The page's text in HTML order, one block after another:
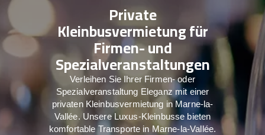
Private
Kleinbusvermietung für
Firmen- und
Spezialveranstaltungen
Verleihen Sie Ihrer Firmen- oder
Spezialveranstaltung Eleganz mit einer
privaten Kleinbusvermietung in Marne-la-
Vallée. Unsere Luxus-Kleinbusse bieten
komfortable Transporte in Marne-la-Vallée.